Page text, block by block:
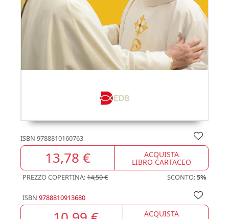
ISBN 9788810160763
13,78 € ACQUISTA
LIBRO CARTACEO
PREZZO COPERTINA:14,50 € SCONTO:5%
ISBN 9788810913680
ACQUISTA